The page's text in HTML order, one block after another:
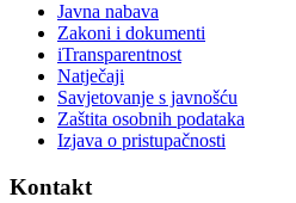
Javna nabava
Zakoni i dokumenti
iTransparentnost
Natječaji
Savjetovanje s javnošću
Zaštita osobnih podataka
Izjava o pristupačnosti
Kontakt